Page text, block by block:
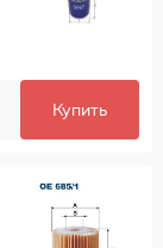
Купить